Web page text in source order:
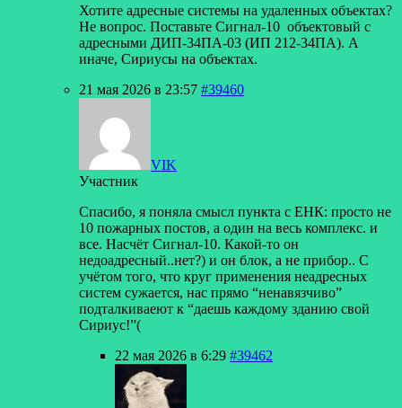
Хотите адресные системы на удаленных объектах?
Не вопрос. Поставьте Сигнал-10 объектовый с
адресными ДИП-34ПА-03 (ИП 212-34ПА). А
иначе, Сириусы на объектах.
21 мая 2026 в 23:57 #39460
VIK
Участник
Спасибо, я поняла смысл пункта с ЕНК: просто не
10 пожарных постов, а один на весь комплекс. и
все. Насчёт Сигнал-10. Какой-то он
недоадресный..нет?) и он блок, а не прибор.. С
учётом того, что круг применения неадресных
систем сужается, нас прямо “ненавязчиво”
подталкиваеют к “даешь каждому зданию свой
Сириус!”(
22 мая 2026 в 6:29 #39462